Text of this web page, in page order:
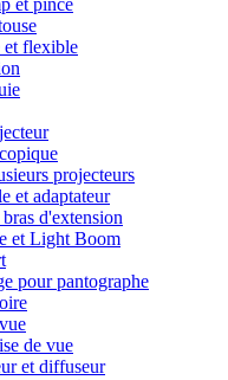
et pince
et flexible
projecteurs
et adaptateur
d'extension
et Light Boom
pour pantographe
de vue
et diffuseur